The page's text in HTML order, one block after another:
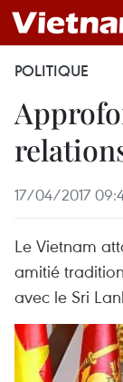
POLITIQUE
17/04/2017
Le Vietnam
amitié
avec le Sri